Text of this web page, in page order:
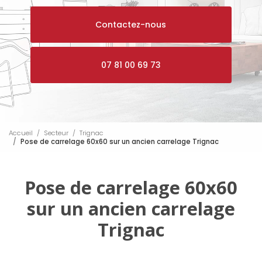
Contactez-nous
07 81 00 69 73
Accueil Secteur
Trignac
Pose de carrelage 60x60 sur un ancien carrelage Trignac
Pose de carrelage 60x60
sur un ancien carrelage
Trignac